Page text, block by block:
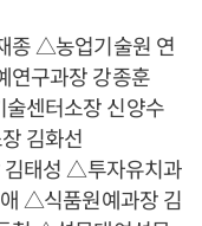
종 △농업기술원 연
연구과장 강종훈
센터소장 신양수
김화선
태성 △투자유치과
△식품원예과장 김